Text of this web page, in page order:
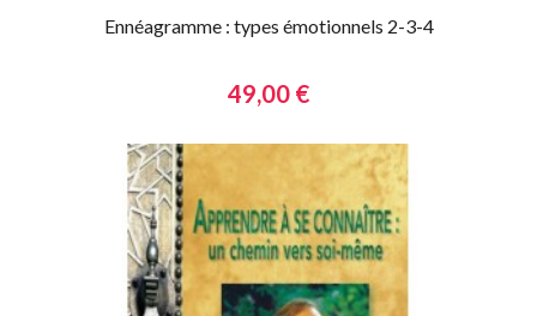
Ennéagramme : types émotionnels 2-3-4
49,00 €